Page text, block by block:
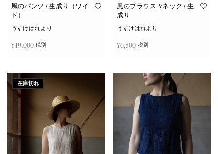
オ
ジ
選
択
で
き
ま
す
オ
ジ
か
ら
選
風のパンツ / 生成り（ワイ
ド）
うすけはれより
¥19,000 税別
風のブラウス Vネック / 生
成り
うすけはれより
¥6,500 税別
在庫切れ